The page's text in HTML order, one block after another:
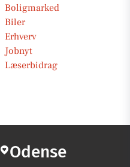
Boligmarked
Biler
Erhverv
Jobnyt
Læserbidrag
Odense